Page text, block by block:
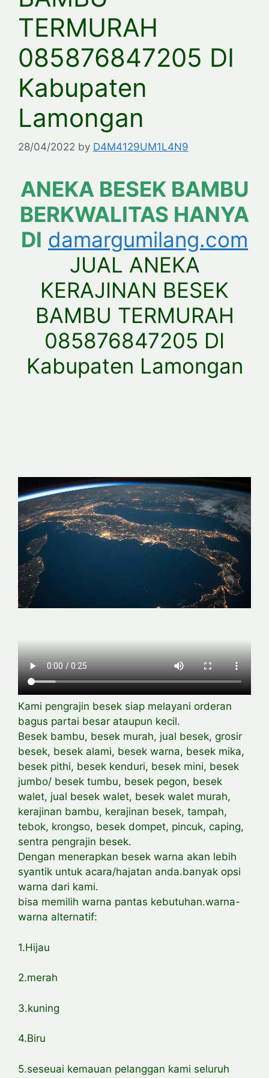
TERMURAH
085876847205 DI
Kabupaten
Lamongan
28/04/2022 by D4M4129UM1L4N9
ANEKA BESEK BAMBU
BERKWALITAS HANYA
DI damargumilang.com
JUAL ANEKA
KERAJINAN BESEK
BAMBU TERMURAH
085876847205 DI
Kabupaten Lamongan
Kami pengrajin besek siap melayani orderan
bagus partai besar ataupun kecil.
Besek bambu, besek murah, jual besek, grosir
besek, besek alami, besek warna, besek mika,
besek pithi, besek kenduri, besek mini, besek
jumbo/ besek tumbu, besek pegon, besek
walet, jual besek walet, besek walet murah,
kerajinan bambu, kerajinan besek, tampah,
tebok, krongso, besek dompet, pincuk, caping,
sentra pengrajin besek.
Dengan menerapkan besek warna akan lebih
syantik untuk acara/hajatan anda.banyak opsi
warna dari kami.
bisa memilih warna pantas kebutuhan.warna-
warna alternatif:
1.Hijau
2.merah
3.kuning
4.Biru
5.seseuai kemauan pelanggan kami seluruh